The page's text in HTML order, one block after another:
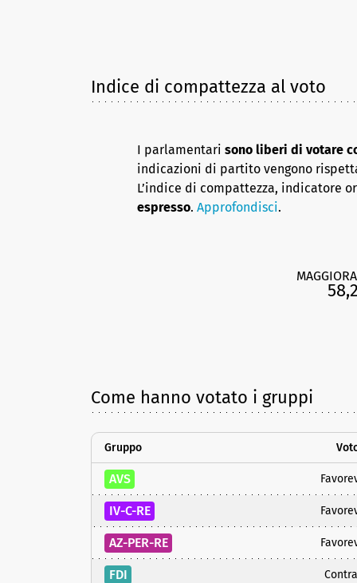
Indice di compattezza al voto
I parlamentari sono liberi di votare
indicazioni di partito vengono
L’indice di compattezza, indicatore
espresso. Approfondisci.
58,2
Come hanno votato i gruppi
Gruppo
AVS
IV-C-RE
AZ-PER-RE
FDI